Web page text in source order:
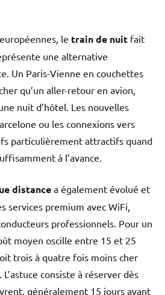
le train de nuit fait
une alternative
Un Paris-Vienne en couchettes
qu’un aller-retour en avion,
nuit d’hôtel. Les nouvelles
ou les connexions vers
particulièrement attractifs quand
à l’avance.
distance a également évolué et
services premium avec WiFi,
professionnels. Pour un
moyen oscille entre 15 et 25
trois à quatre fois moins cher
consiste à réserver dès
généralement 15 jours avant